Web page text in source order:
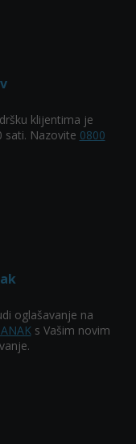
klijentima je
sati. Nazovite 0800
oglašavanje na
s Vašim novim